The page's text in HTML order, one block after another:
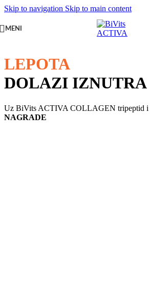
Skip to navigation Skip to main content
MENI
LEPOTA
DOLAZI IZNUTRA
Uz BiVits ACTIVA COLLAGEN tripeptid i
NAGRADE